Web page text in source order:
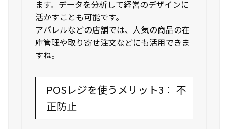
ます。データを分析して経営のデザインに
活かすことも可能です。
アパレルなどの店舗では、人気の商品の在
庫管理や取り寄せ注文などにも活用できま
すね。
POSレジを使うメリット3： 不
正防止